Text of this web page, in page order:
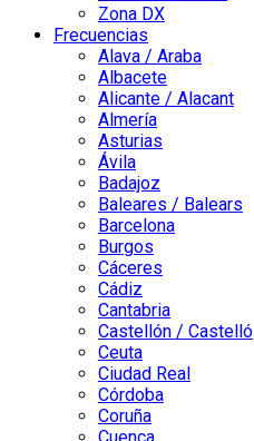
Zona DX
Frecuencias
Alava / Araba
Albacete
Alicante / Alacant
Almería
Asturias
Ávila
Badajoz
Baleares / Balears
Barcelona
Burgos
Cáceres
Cádiz
Cantabria
Castellón / Castelló
Ceuta
Ciudad Real
Córdoba
Coruña